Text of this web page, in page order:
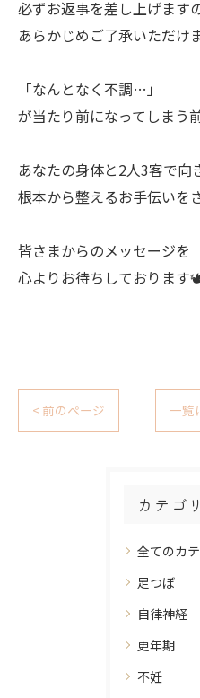
必ずお返事を差し上げます
あらかじめご了承いただけ
「なんとなく不調…」
が当たり前になってしまう
あなたの身体と2人3客で向
根本から整えるお手伝いを
皆さまからのメッセージを
心よりお待ちしております
< 前のページ 一覧
カテゴ
全てのカ
足つぼ
自律神経
更年期
不妊